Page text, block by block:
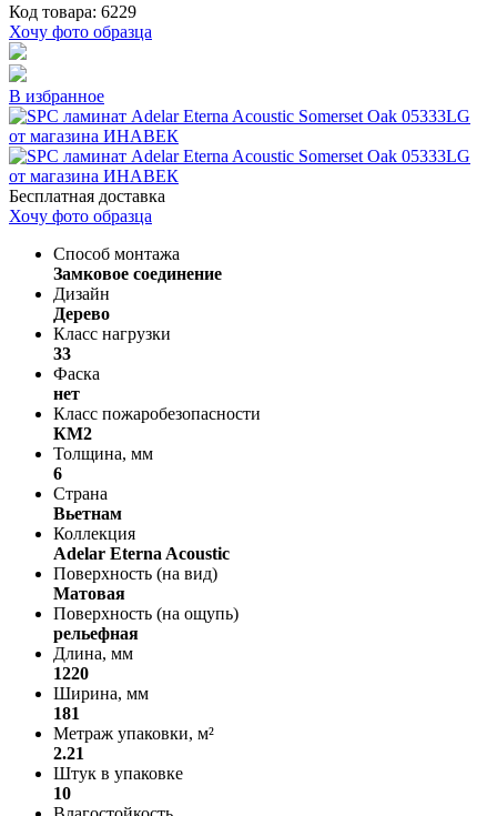
Код товара: 6229
Хочу фото образца
В избранное
Бесплатная доставка
Хочу фото образца
Способ монтажа
Замковое соединение
Дизайн
Дерево
Класс нагрузки
33
Фаска
нет
Класс пожаробезопасности
КМ2
Толщина, мм
6
Страна
Вьетнам
Коллекция
Adelar Eterna Acoustic
Поверхность (на вид)
Матовая
Поверхность (на ощупь)
рельефная
Длина, мм
1220
Ширина, мм
181
Метраж упаковки, м²
2.21
Штук в упаковке
10